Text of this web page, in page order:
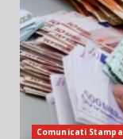
Comunicati Stampa